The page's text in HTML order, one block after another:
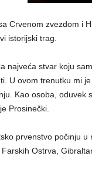
Crvenom zvezdom i
istorijski trag.
najveća stvar koju
U ovom trenutku mi
Kao osoba, oduvek
Prosinečki.
prvenstvo počinju
Ostrva,